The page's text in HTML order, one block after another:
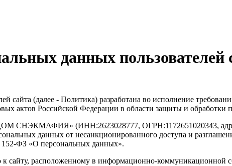
данных пользователей
(далее - Политика) разработана во исполнение
актов Российской Федерации в области защиты и обработки
(ИНН:2623028777, ОГРН:1172651020343, адрес:
данных от несанкционированного доступа и
152-ФЗ «О персональных данных».
сайту, расположенному в информационно-коммуникационной